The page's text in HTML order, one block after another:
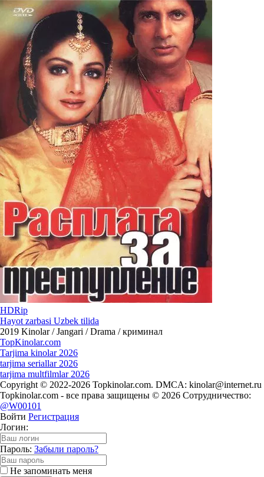
HDRip
Hayot zarbasi Uzbek tilida
2019 Kinolar / Jangari / Drama / криминал
TopKinolar.com
Tarjima kinolar 2026
tarjima seriallar 2026
tarjima multfilmlar 2026
Copyright © 2022-2026 Topkinolar.com. DMCA: kinolar@internet.ru
Topkinolar.com - все права защищены © 2026 Сотрудничество:
@W00101
Войти Регистрация
Логин:
Пароль: Забыли пароль?
Не запоминать меня